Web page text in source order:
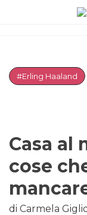
#Erling Haaland
Casa al
cose
di Carmela